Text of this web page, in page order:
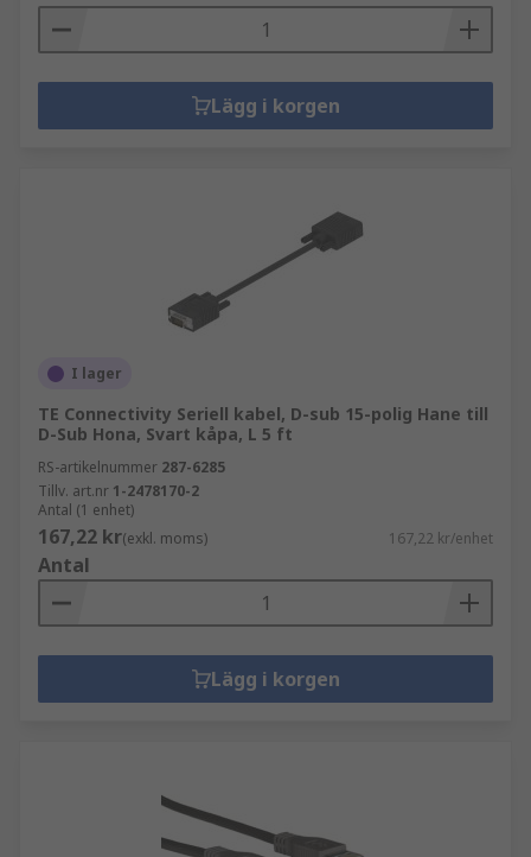
Lägg i korgen
I lager
TE Connectivity Seriell kabel, D-sub 15-polig Hane till
D-Sub Hona, Svart kåpa, L 5 ft
RS-artikelnummer 287-6285
Tillv. art.nr 1-2478170-2
Antal (1 enhet)
167,22 kr(exkl. moms) 167,22 kr/enhet
Antal
Lägg i korgen